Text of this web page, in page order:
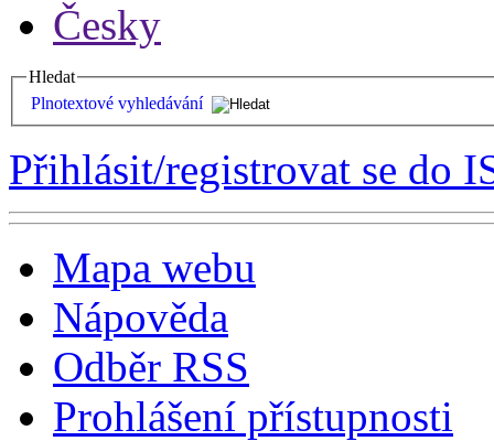
Česky
Hledat
Plnotextové vyhledávání
Přihlásit/registrovat se do
Mapa webu
Nápověda
Odběr RSS
Prohlášení přístupnosti